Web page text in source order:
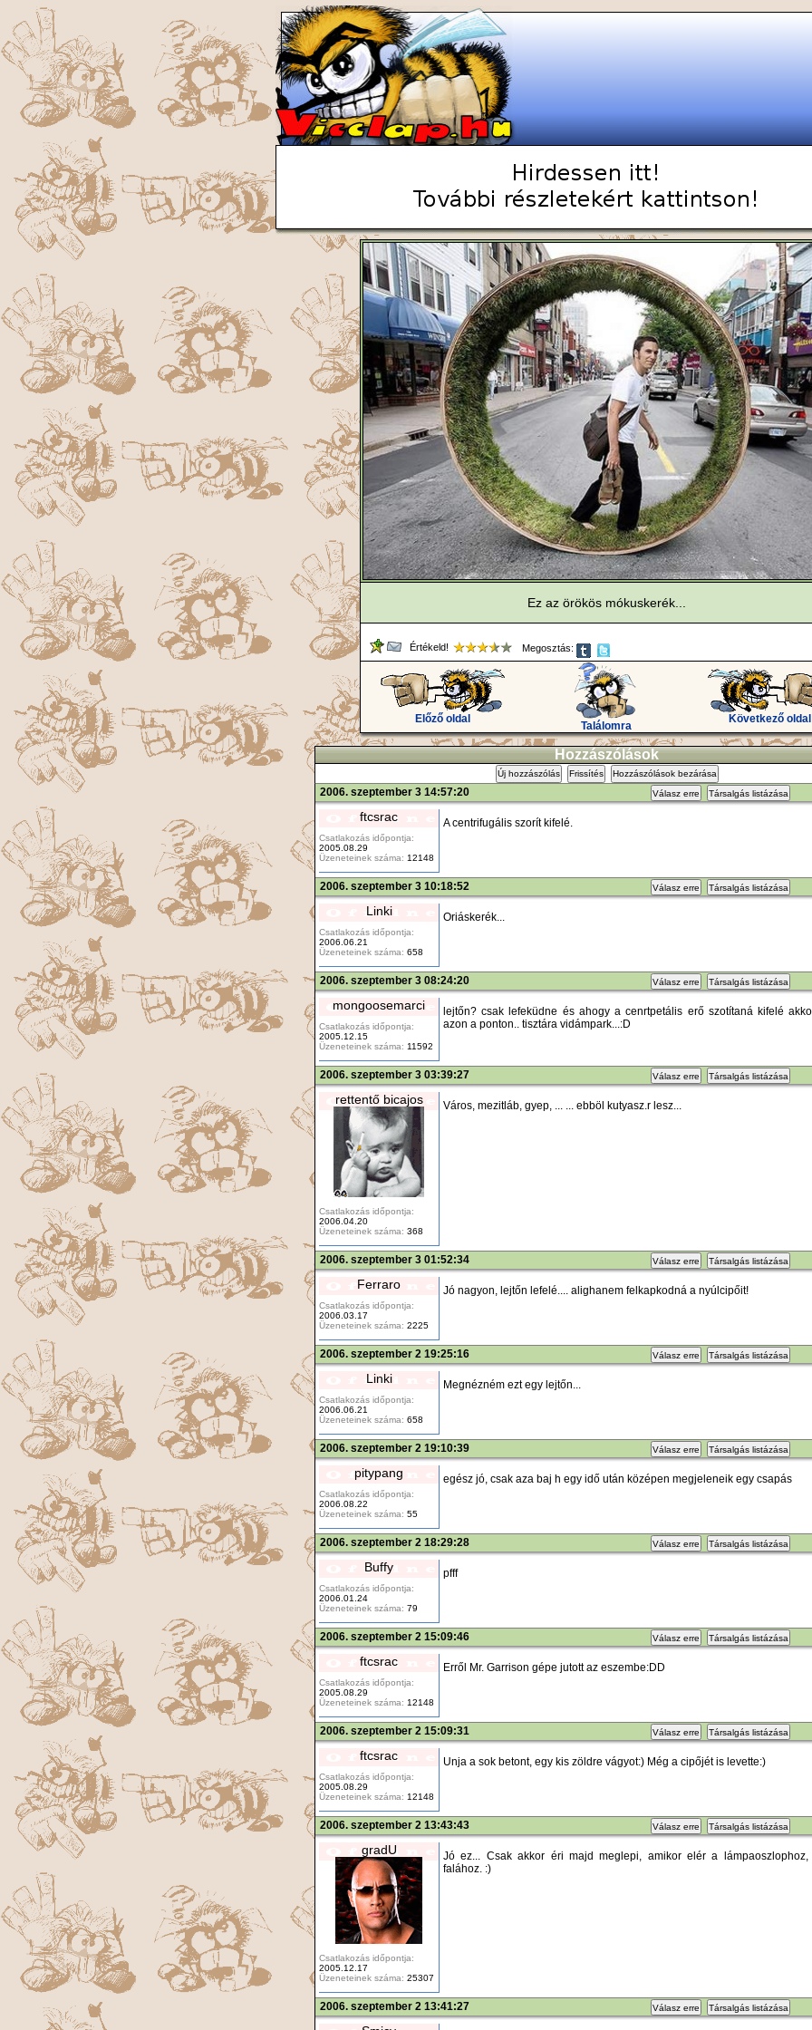
Ez az örökös mókuskerék...
Értékeld! Megosztás:
Előző oldal
Találomra
Következő oldal
Hozzászólások
Új hozzászólás Frissítés Hozzászólások bezárása
2006. szeptember 3 14:57:20 Válasz erre Társalgás listázása
ftcsrac
Csatlakozás időpontja:
2005.08.29
Üzeneteinek száma: 12148
A centrifugális szorít kifelé.
2006. szeptember 3 10:18:52 Válasz erre Társalgás listázása
Linki
Csatlakozás időpontja:
2006.06.21
Üzeneteinek száma: 658
Oriáskerék...
2006. szeptember 3 08:24:20 Válasz erre Társalgás listázása
mongoosemarci
Csatlakozás időpontja:
2005.12.15
Üzeneteinek száma: 11592
lejtőn? csak lefeküdne és ahogy a cenrtpetális erő szotítaná kifelé
azon a ponton.. tisztára vidámpark...:D
2006. szeptember 3 03:39:27 Válasz erre Társalgás listázása
rettentő bicajos
Csatlakozás időpontja:
2006.04.20
Üzeneteinek száma: 368
Város, mezitláb, gyep, ... ... ebböl kutyasz.r lesz...
2006. szeptember 3 01:52:34 Válasz erre Társalgás listázása
Ferraro
Csatlakozás időpontja:
2006.03.17
Üzeneteinek száma: 2225
Jó nagyon, lejtőn lefelé.... alighanem felkapkodná a nyúlcipőit!
2006. szeptember 2 19:25:16 Válasz erre Társalgás listázása
Linki
Csatlakozás időpontja:
2006.06.21
Üzeneteinek száma: 658
Megnézném ezt egy lejtőn...
2006. szeptember 2 19:10:39 Válasz erre Társalgás listázása
pitypang
Csatlakozás időpontja:
2006.08.22
Üzeneteinek száma: 55
egész jó, csak aza baj h egy idő után középen megjeleneik egy csapás
2006. szeptember 2 18:29:28 Válasz erre Társalgás listázása
Buffy
Csatlakozás időpontja:
2006.01.24
Üzeneteinek száma: 79
pfff
2006. szeptember 2 15:09:46 Válasz erre Társalgás listázása
ftcsrac
Csatlakozás időpontja:
2005.08.29
Üzeneteinek száma: 12148
Erről Mr. Garrison gépe jutott az eszembe:DD
2006. szeptember 2 15:09:31 Válasz erre Társalgás listázása
ftcsrac
Csatlakozás időpontja:
2005.08.29
Üzeneteinek száma: 12148
Unja a sok betont, egy kis zöldre vágyot:) Még a cipőjét is levette:)
2006. szeptember 2 13:43:43 Válasz erre Társalgás listázása
gradU
Csatlakozás időpontja:
2005.12.17
Üzeneteinek száma: 25307
Jó ez... Csak akkor éri majd meglepi, amikor elér a
falához. :)
2006. szeptember 2 13:41:27 Válasz erre Társalgás listázása